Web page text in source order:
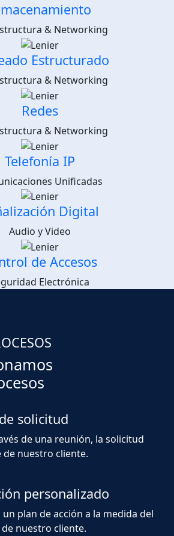
& Networking
Estructurado
& Networking
Redes
& Networking
Telefonía IP
Unificadas
Digital
Audio y Video
de Accesos
Electrónica
solicitud
de una reunión, la solicitud
nuestro cliente.
personalizado
plan de acción a la medida del
nuestro cliente.